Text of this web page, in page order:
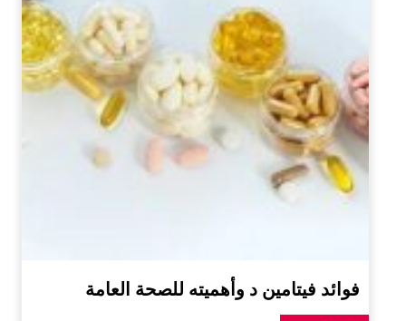
فوائد فيتامين د وأهميته للصحة العامة